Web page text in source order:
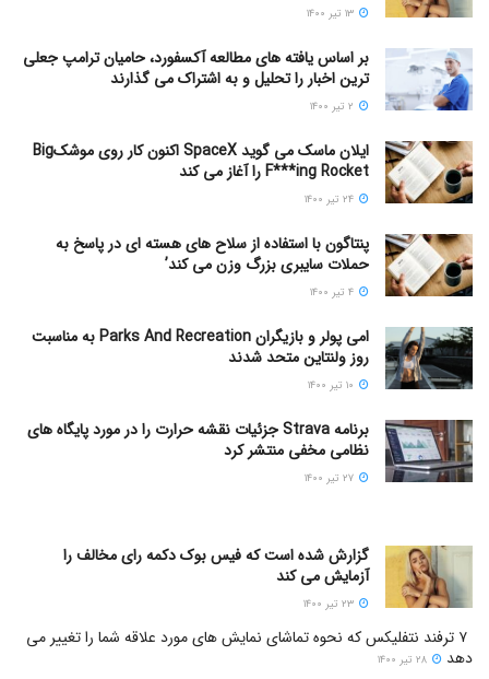
بر اساس یافته های مطالعه آکسفورد، حامیان ترامپ جعلی
ترین اخبار را تحلیل و به اشتراک می گذارند
ایلان ماسک می گوید SpaceX اکنون کار روی موشکBig
F***ing Rocket را آغاز می کند
پنتاگون با استفاده از سلاح های هسته ای در پاسخ به
حملات سایبری بزرگ وزن می کند’
امی پولر و بازیگران Parks And Recreation به مناسبت
روز ولنتاین متحد شدند
برنامه Strava جزئیات نقشه حرارت را در مورد پایگاه های
نظامی مخفی منتشر کرد
گزارش شده است که فیس بوک دکمه رای مخالف را
آزمایش می کند
۷ ترفند نتفلیکس که نحوه تماشای نمایش های مورد علاقه شما را تغییر می
دهد